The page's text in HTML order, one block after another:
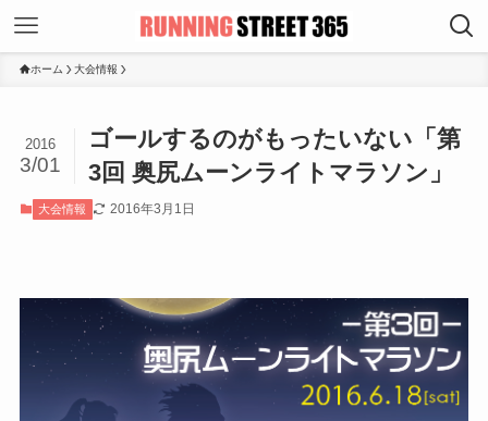
ホーム 大会情報
ゴールするのがもったいない「第
3回 奥尻ムーンライトマラソン」
2016
3/01
大会情報 2016年3月1日